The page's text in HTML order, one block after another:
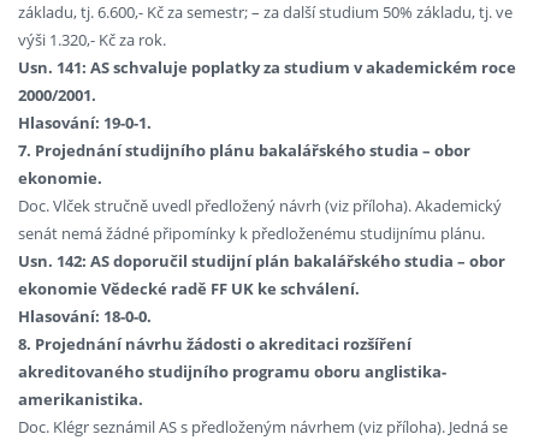
základu, tj. 6.600,- Kč za semestr; – za další studium 50% základu, tj. ve
výši 1.320,- Kč za rok.
Usn. 141: AS schvaluje poplatky za studium v akademickém roce
2000/2001.
Hlasování: 19-0-1.
7. Projednání studijního plánu bakalářského studia – obor
ekonomie.
Doc. Vlček stručně uvedl předložený návrh (viz příloha). Akademický
senát nemá žádné připomínky k předloženému studijnímu plánu.
Usn. 142: AS doporučil studijní plán bakalářského studia – obor
ekonomie Vědecké radě FF UK ke schválení.
Hlasování: 18-0-0.
8. Projednání návrhu žádosti o akreditaci rozšíření
akreditovaného studijního programu oboru anglistika-
amerikanistika.
Doc. Klégr seznámil AS s předloženým návrhem (viz příloha). Jedná se